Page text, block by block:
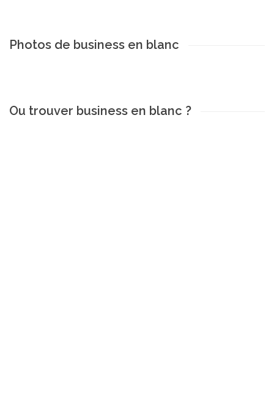
Photos de business en blanc
Ou trouver business en blanc ?